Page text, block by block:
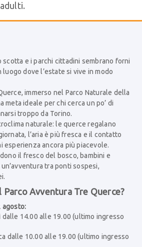
scotta e i parchi cittadini sembrano forni
dove l’estate si vive in modo
immerso nel Parco Naturale della
meta ideale per chi cerca un po’ di
troppo da Torino.
naturale: le querce regalano
l’aria è più fresca e il contatto
esperienza ancora più piacevole.
il fresco del bosco, bambini e
tra ponti sospesi,
Parco Avventura Tre Querce?
agosto:
dalle 14.00 alle 19.00 (ultimo ingresso
dalle 10.00 alle 19.00 (ultimo ingresso